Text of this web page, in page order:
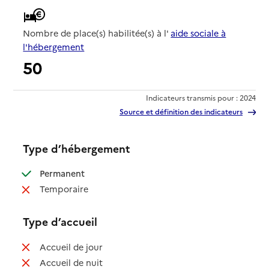
Nombre de place(s) habilitée(s) à l' aide sociale à
l'hébergement
50
Indicateurs transmis pour : 2024
Source et définition des indicateurs
Type d’hébergement
Permanent: disponible
Temporaire: non disponible
Type d’accueil
Accueil de jour: non disponible
Accueil de nuit: non disponible